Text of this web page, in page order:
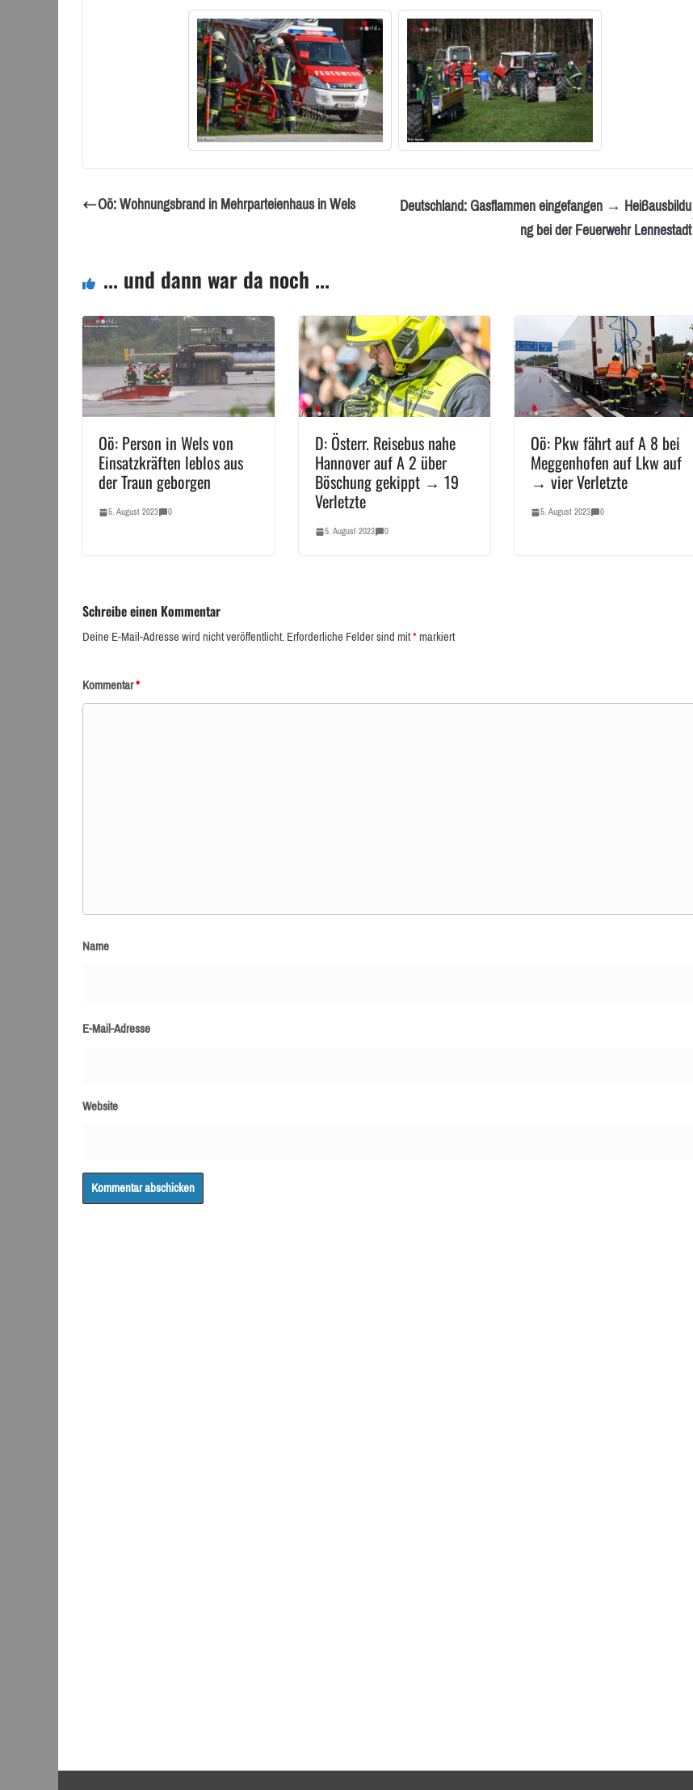
Oö: Wohnungsbrand in Mehrparteienhaus in Wels
Deutschland: Gasflammen eingefangen → Heißausbildu
ng bei der Feuerwehr Lennestadt
... und dann war da noch ...
Oö: Person in Wels von
Einsatzkräften leblos aus
der Traun geborgen
5. August 2023 0
D: Österr. Reisebus nahe
Hannover auf A 2 über
Böschung gekippt → 19
Verletzte
5. August 2023 0
Oö: Pkw fährt auf A 8 bei
Meggenhofen auf Lkw auf
→ vier Verletzte
5. August 2023 0
Schreibe einen Kommentar
Deine E-Mail-Adresse wird nicht veröffentlicht.Erforderliche Felder sind mit*markiert
Kommentar*
Name
E-Mail-Adresse
Website